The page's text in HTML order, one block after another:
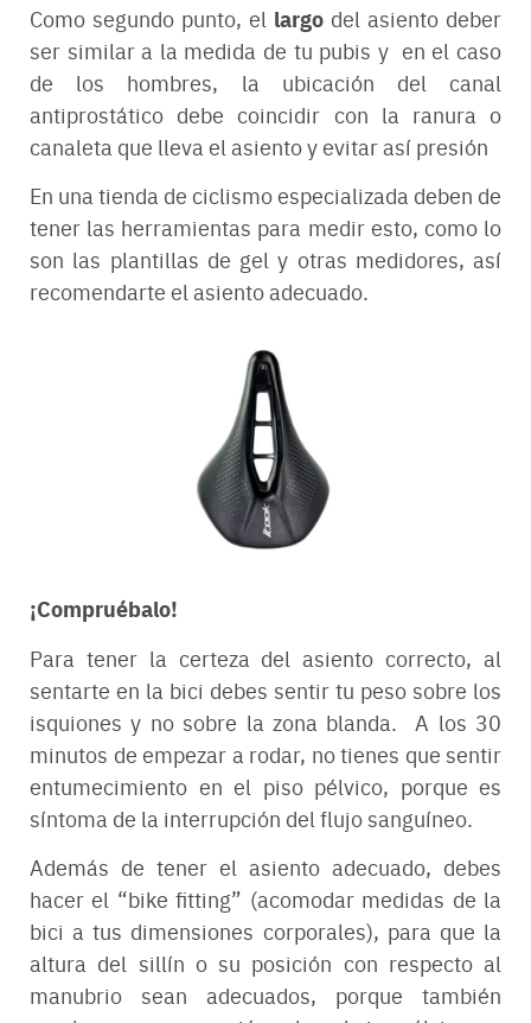
Como segundo punto, el largo del asiento deber
ser similar a la medida de tu pubis y en el caso
de los hombres, la ubicación del canal
antiprostático debe coincidir con la ranura o
canaleta que lleva el asiento y evitar así presión
En una tienda de ciclismo especializada deben de
tener las herramientas para medir esto, como lo
son las plantillas de gel y otras medidores, así
recomendarte el asiento adecuado.
¡Compruébalo!
Para tener la certeza del asiento correcto, al
sentarte en la bici debes sentir tu peso sobre los
isquiones y no sobre la zona blanda. A los 30
minutos de empezar a rodar, no tienes que sentir
entumecimiento en el piso pélvico, porque es
síntoma de la interrupción del flujo sanguíneo.
Además de tener el asiento adecuado, debes
hacer el “bike fitting” (acomodar medidas de la
bici a tus dimensiones corporales), para que la
altura del sillín o su posición con respecto al
manubrio sean adecuados, porque también